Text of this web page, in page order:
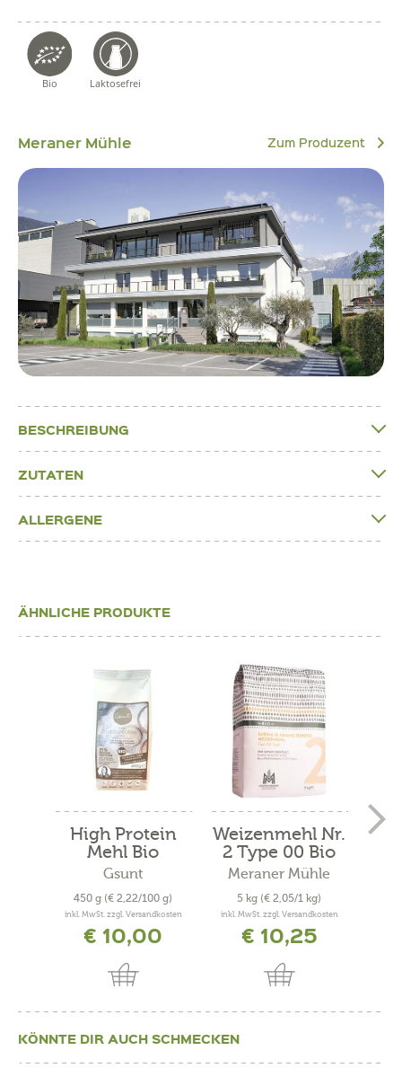
Bio Laktosefrei
Meraner Mühle Zum Produzent
BESCHREIBUNG
ZUTATEN
ALLERGENE
ÄHNLICHE PRODUKTE
High Protein
Mehl Bio
Gsunt
450 g (€ 2,22/100 g)
inkl. MwSt. zzgl. Versandkosten
€ 10,00
Weizenmehl Nr.
2 Type 00 Bio
Meraner Mühle
5 kg (€ 2,05/1 kg)
inkl. MwSt. zzgl. Versandkosten
€ 10,25
KÖNNTE DIR AUCH SCHMECKEN